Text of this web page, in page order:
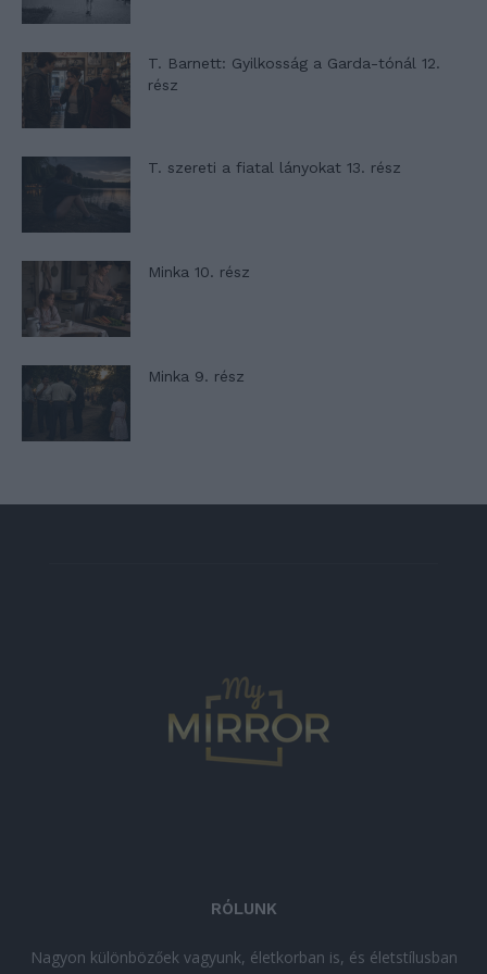
T. Barnett: Gyilkosság a Garda-tónál 12.
rész
T. szereti a fiatal lányokat 13. rész
Minka 10. rész
Minka 9. rész
RÓLUNK
Nagyon különbözőek vagyunk, életkorban is, és életstílusban